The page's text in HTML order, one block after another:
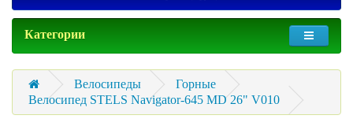
Категории
Велосипеды
Горные
Велосипед STELS Navigator-645 MD 26" V010